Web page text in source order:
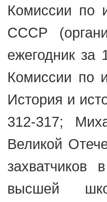
Комиссии по
СССР
ежегодник
Комиссии по
История и
312-317;
Великой
высшей